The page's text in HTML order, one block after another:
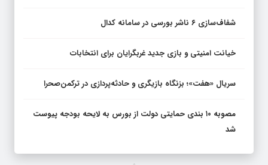
شفاف‌سازی ۶ ناشر بورسی در سامانه کدال
خیانت امنیتی و بازی جدید غربگرایان برای انتخابات
سریال «هفت»؛ بزنگاه بازیگری و حادثه‌پردازی در ترکمن‌صحرا
مصوبه ۱۰ بندی حمایتی دولت از بورس به لایحه بودجه پیوست
شد